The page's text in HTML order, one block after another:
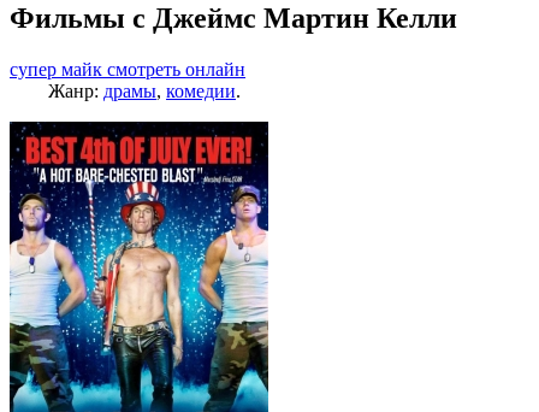
Фильмы с Джеймс Мартин Келли
супер майк смотреть онлайн
Жанр: драмы, комедии.